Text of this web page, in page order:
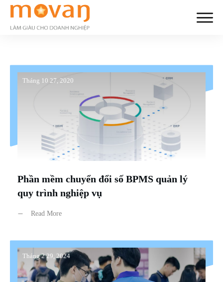
Tháng 10 27, 2020
Phần mềm chuyển đổi số BPMS quản lý
quy trình nghiệp vụ
Read More
Tháng 2 29, 2024